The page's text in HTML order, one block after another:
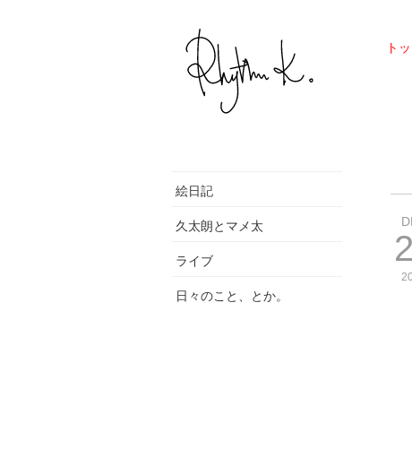
ト
絵日記
久太朗とマメ太
ライブ
日々のこと、とか。